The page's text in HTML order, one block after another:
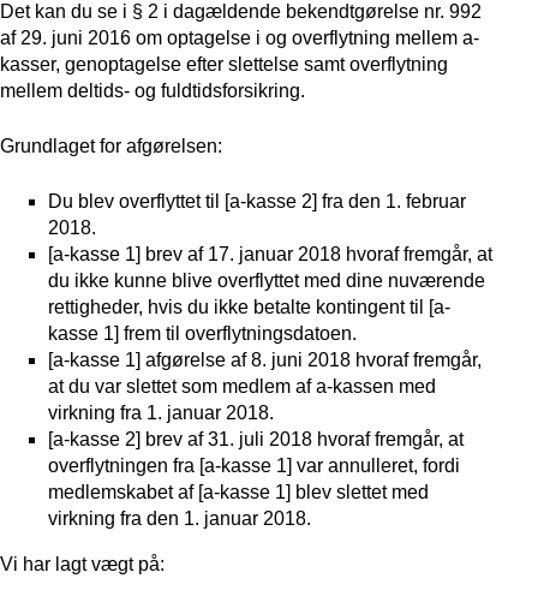
Det kan du se i § 2 i dagældende bekendtgørelse nr. 992
af 29. juni 2016 om optagelse i og overflytning mellem a-
kasser, genoptagelse efter slettelse samt overflytning
mellem deltids- og fuldtidsforsikring.
Grundlaget for afgørelsen:
Du blev overflyttet til [a-kasse 2] fra den 1. februar
2018.
[a-kasse 1] brev af 17. januar 2018 hvoraf fremgår, at
du ikke kunne blive overflyttet med dine nuværende
rettigheder, hvis du ikke betalte kontingent til [a-
kasse 1] frem til overflytningsdatoen.
[a-kasse 1] afgørelse af 8. juni 2018 hvoraf fremgår,
at du var slettet som medlem af a-kassen med
virkning fra 1. januar 2018.
[a-kasse 2] brev af 31. juli 2018 hvoraf fremgår, at
overflytningen fra [a-kasse 1] var annulleret, fordi
medlemskabet af [a-kasse 1] blev slettet med
virkning fra den 1. januar 2018.
Vi har lagt vægt på: